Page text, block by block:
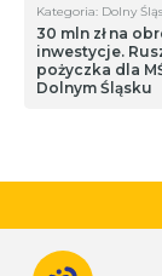
Kategoria: Dolny
30 mln zł na
inwestycje.
pożyczka dla
Dolnym Śląsku